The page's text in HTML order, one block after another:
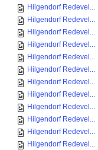
Hilgendorf Redevel...
Hilgendorf Redevel...
Hilgendorf Redevel...
Hilgendorf Redevel...
Hilgendorf Redevel...
Hilgendorf Redevel...
Hilgendorf Redevel...
Hilgendorf Redevel...
Hilgendorf Redevel...
Hilgendorf Redevel...
Hilgendorf Redevel...
Hilgendorf Redevel...